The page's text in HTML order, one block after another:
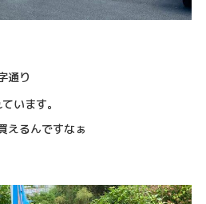
通り
います。
えるんですなぁ